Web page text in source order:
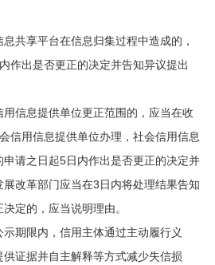
息共享平台在信息归集过程中造成的，
作出是否更正的决定并告知异议提出
用信息提供单位更正范围的，应当在收
信用信息提供单位办理，社会信用信息
请之日起5日内作出是否更正的决定并
改革部门应当在3日内将处理结果告知
定的，应当说明理由。
期限内，信用主体通过主动履行义
证据并自主解释等方式减少失信损